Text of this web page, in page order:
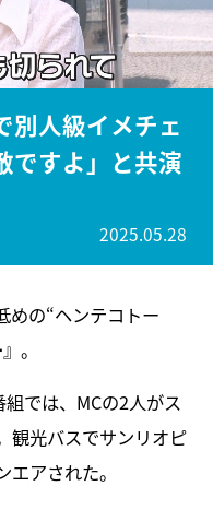
別人級イメチェ
ですよ」と共演
2025.05.28
めの“ヘンテコトー
』。
では、MCの2人がス
観光バスでサンリオピ
アされた。